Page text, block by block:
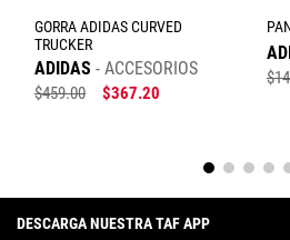
GORRA ADIDAS CURVED
TRUCKER
ADIDAS ACCESORIOS
$459.00 $367.20
$
DESCARGA NUESTRA TAF APP